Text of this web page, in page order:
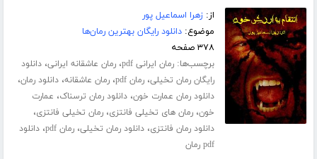
از:زهرا اسماعیل پور
موضوع:دانلود رایگان بهترین رمان‌ها
۳۷۸ صفحه
برچسب‌ها:رمان ایرانی pdf ،رمان عاشقانه ایرانی،دانلود
رایگان رمان تخیلی،رمان pdf ،رمان عاشقانه،دانلود رمان،
دانلود رمان عمارت خون،دانلود رمان ترسناک، عمارت
خون،رمان های تخیلی فانتزی،رمان تخیلی فانتزی،
دانلود رمان فانتزی،دانلود رمان تخیلی،رمان pdf ،دانلود
pdf رمان